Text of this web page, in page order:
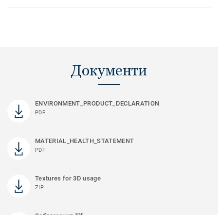
Документи
ENVIRONMENT_PRODUCT_DECLARATION
PDF
MATERIAL_HEALTH_STATEMENT
PDF
Textures for 3D usage
ZIP